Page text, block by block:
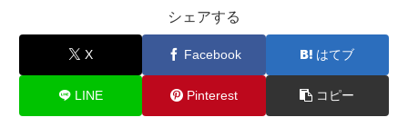
シェアする
X Facebook はてブ
LINE Pinterest コピー